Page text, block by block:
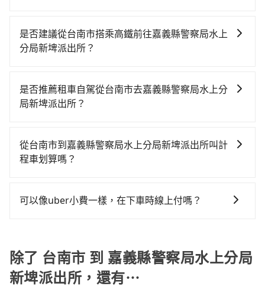
預約時都依照乘客需求做選擇。如需專車接送，車內除
了司機以外，從上車到下車期間，都不會再有其他陌生
不會超過座位的上限。
是否建議從台南市搭乘高鐵前往嘉義縣警察局水上
分局新埤派出所？
最佳選擇，高鐵較貴、費時、轉車麻煩，且難叫計程車
前往高鐵站！台南-嘉義雖然一天最多時有60班車次，從
高鐵站，叫一輛計程車花費約500元、車程約30分鐘。
抵達高鐵站後，步行進站、現場購票並於月台排隊的時
站，最後再根據距離的遠近或者天候狀況，決定是步行
4,100多輛，計程車的密度為雙北的4.6%，換句話說，臨
時要叫小黃的難度是雙北大城市的20倍。縱使幸運攔到
一輛小黃了，台南市少部分小黃司機不按表收費，看乘
是否推薦租車自駕從台南市去嘉義縣警察局水上分
局新埤派出所？
時不需要閉目養神（因為要自己開車），最重要的是你
當天就要來回，那在台南路邊可隨租隨借的iRent應該是
市（南區）到嘉義縣警察局水上分局新埤派出所的花費
險與可能的罰單都需自付。再者，和運的iRent只提供最
基本的車型，如Toyota Yaris、Prius C、Vios這類乘坐
體驗較差的車款，如果人數超過四位，更是沒有較大的
從台南市到嘉義縣警察局水上分局新埤派出所叫計
程車划算嗎？
灣大車隊、Uber、Line Taxi、Yoxi等，如果在路邊攔不
tripool的專車服務可再更便宜。但如果你無法提前預
約，或偏好臨時叫車，那要注意台南市僅有合法計程車
約4,140輛，計程車密度為雙北的4.6%，也就是說要臨時
可以像uber小費一樣，在下車時線上付嗎？
除了 台南市 到 嘉義縣警察局水上分局
新埤派出所，還有⋯